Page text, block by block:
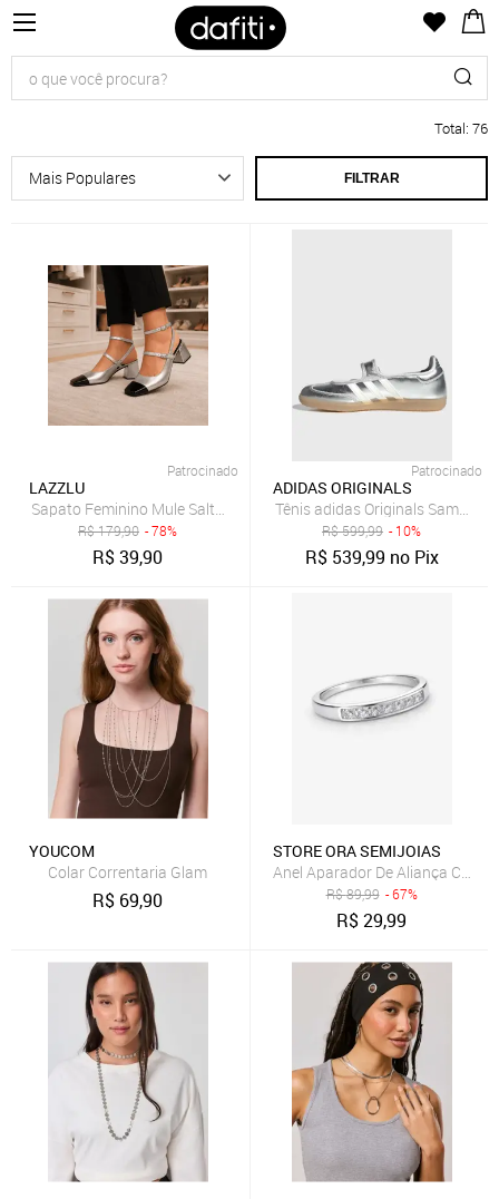
Total: 76
FILTRAR
Patrocinado
LAZZLU
Sapato Feminino Mule Salto Bloco Grosso Bico Quadrado Prata
R$179,90 - 78%
R$39,90
Patrocinado
ADIDAS ORIGINALS
Tênis adidas Originals Samba
R$599,99 - 10%
R$ 539,99 no Pix
YOUCOM
Colar Correntaria Glam
R$ 69,90
STORE ORA SEMIJOIAS
Anel Aparador De Aliança Com
R$89,99 - 67%
R$29,99